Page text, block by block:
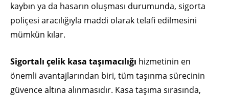
kaybın ya da hasarın oluşması durumunda, sigorta
poliçesi aracılığıyla maddi olarak telafi edilmesini
mümkün kılar.
Sigortalı çelik kasa taşımacılığı hizmetinin en
önemli avantajlarından biri, tüm taşınma sürecinin
güvence altına alınmasıdır. Kasa taşıma sırasında,